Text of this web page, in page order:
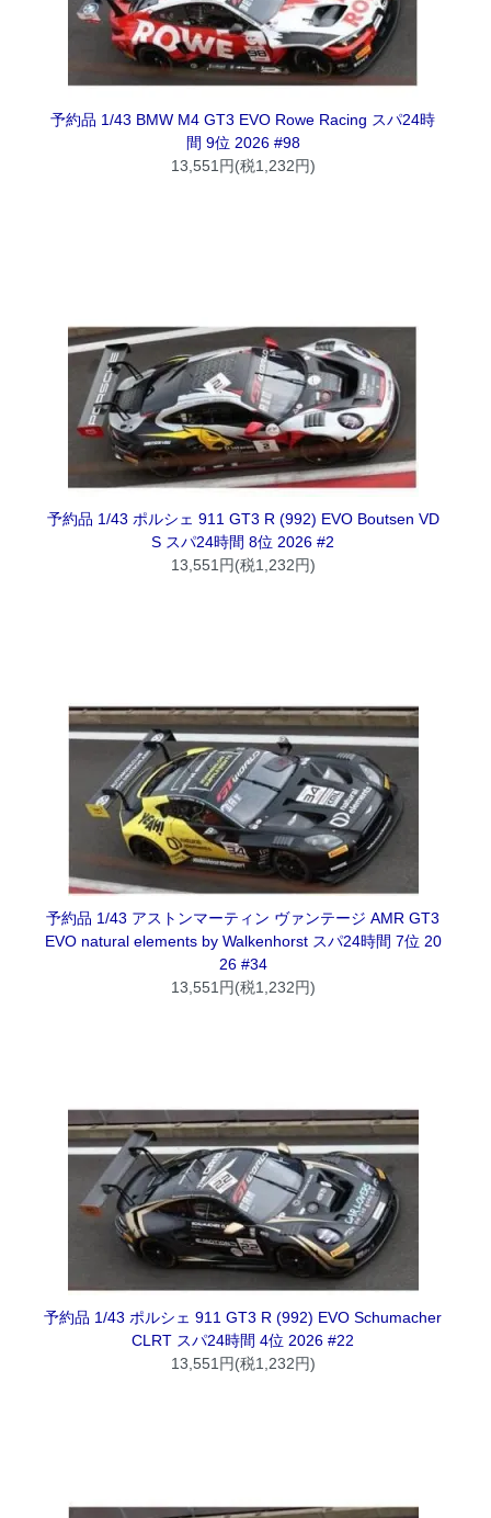
予約品 1/43 BMW M4 GT3 EVO Rowe Racing スパ24時
間 9位 2026 #98
13,551円(税1,232円)
予約品 1/43 ポルシェ 911 GT3 R (992) EVO Boutsen VD
S スパ24時間 8位 2026 #2
13,551円(税1,232円)
予約品 1/43 アストンマーティン ヴァンテージ AMR GT3
EVO natural elements by Walkenhorst スパ24時間 7位 20
26 #34
13,551円(税1,232円)
予約品 1/43 ポルシェ 911 GT3 R (992) EVO Schumacher
CLRT スパ24時間 4位 2026 #22
13,551円(税1,232円)